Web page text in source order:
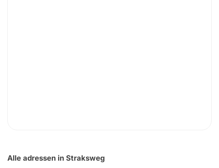
Alle adressen in Straksweg